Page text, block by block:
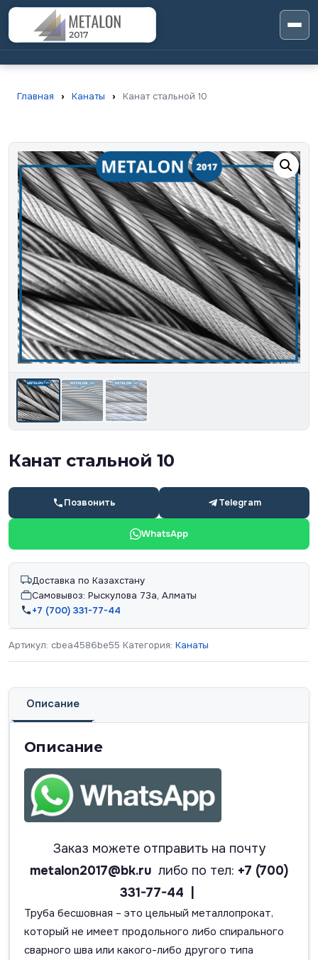
Главная › Канаты › Канат стальной 10
Канат стальной 10
Позвонить Telegram
WhatsApp
Доставка по Казахстану
Самовывоз: Рыскулова 73а, Алматы
+7 (700) 331-77-44
Артикул: cbea4586be55 Категория: Канаты
Описание
Описание
Заказ можете отправить на почту
metalon2017@bk.ru либо по тел: +7 (700)
331-77-44 |
Труба бесшовная – это цельный металлопрокат,
который не имеет продольного либо спирального
сварного шва или какого-либо другого типа